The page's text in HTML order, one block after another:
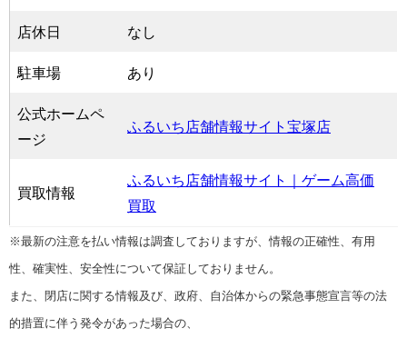
店休日 なし
駐車場 あり
公式ホームペ
ージ
ふるいち店舗情報サイト宝塚店
買取情報
ふるいち店舗情報サイト｜ゲーム高価
買取
※最新の注意を払い情報は調査しておりますが、情報の正確性、有用
性、確実性、安全性について保証しておりません。
また、閉店に関する情報及び、政府、自治体からの緊急事態宣言等の法
的措置に伴う発令があった場合の、